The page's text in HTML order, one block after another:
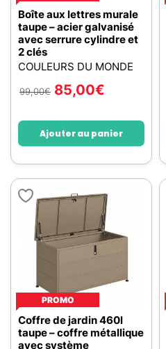
Boîte aux lettres murale
taupe – acier galvanisé
avec serrure cylindre et
2 clés
COULEURS DU MONDE
99,00€ 85,00€
Ajouter au panier
PROMO
Coffre de jardin 460l
taupe – coffre métallique
avec système